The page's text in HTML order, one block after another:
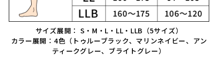
サイズ展開： S・M・L・LL・LLB（5サイズ）
カラー展開：4色（トゥルーブラック、マリンネイビー、アン
ティークグレー、ブライトグレー）